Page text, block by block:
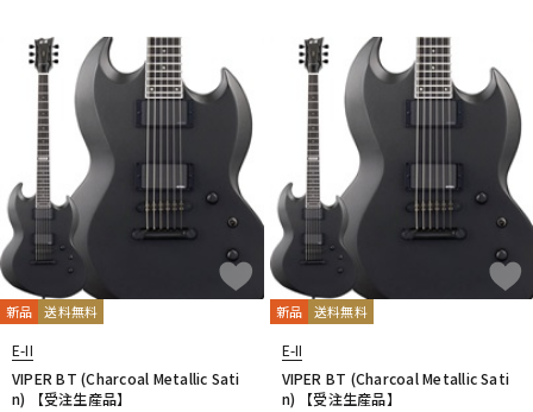
新品 送料無料
E-II
VIPER BT (Charcoal Metallic Sati
n) 【受注生産品】
新品 送料無料
E-II
VIPER BT (Charcoal Metallic Sati
n) 【受注生産品】